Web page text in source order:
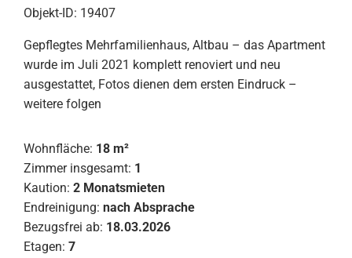
Objekt-ID: 19407
Gepflegtes Mehrfamilienhaus, Altbau – das Apartment
wurde im Juli 2021 komplett renoviert und neu
ausgestattet, Fotos dienen dem ersten Eindruck –
weitere folgen
Wohnfläche: 18 m²
Zimmer insgesamt: 1
Kaution: 2 Monatsmieten
Endreinigung: nach Absprache
Bezugsfrei ab: 18.03.2026
Etagen: 7